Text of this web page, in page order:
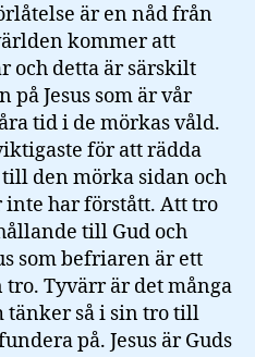
är en nåd från
kommer att
och detta är särskilt
Jesus som är vår
tid i de mörkas våld.
för att rädda
den mörka sidan och
har förstått. Att tro
till Gud och
som befriaren är ett
Tyvärr är det många
tänker så i sin tro till
på. Jesus är Guds